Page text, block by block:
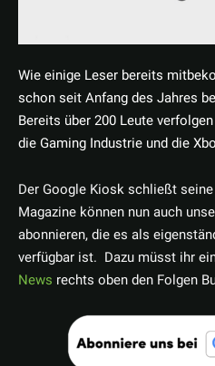
Wie einige Leser bereits
schon seit Anfang des Jahres
Bereits über 200 Leute
die Gaming Industrie und die
Der Google Kiosk schließt
Magazine können nun auch
abonnieren, die es als
verfügbar ist. Dazu müsst ihr
News rechts oben den Folgen